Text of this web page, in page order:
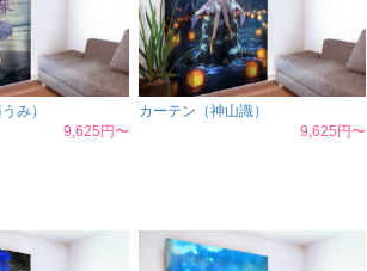
み）
9,625円〜
カーテン（神山識）
9,625円〜